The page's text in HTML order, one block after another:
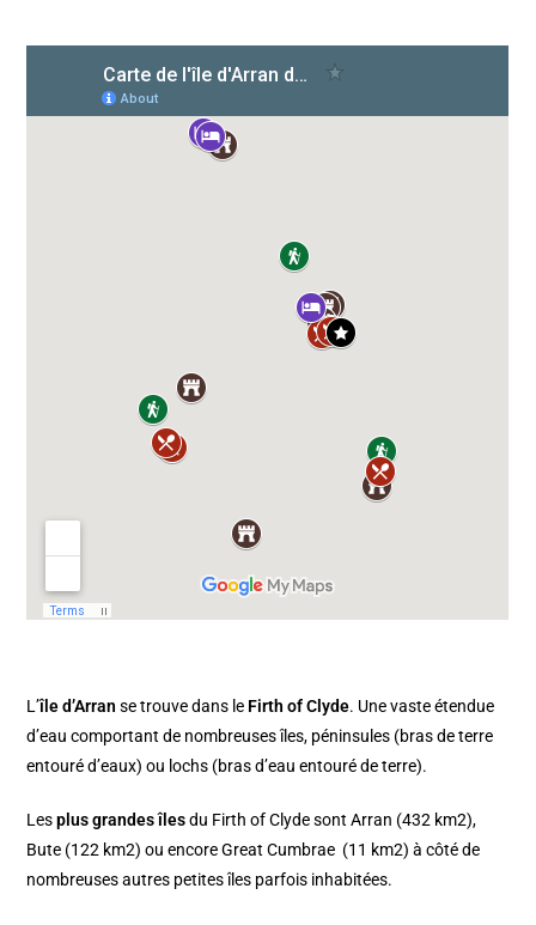
L’île d’Arran se trouve dans le Firth of Clyde. Une vaste étendue
d’eau comportant de nombreuses îles, péninsules (bras de terre
entouré d’eaux) ou lochs (bras d’eau entouré de terre).
Lesplus grandes îlesdu Firth of Clyde sont Arran (432 km2),
Bute (122 km2) ou encore Great Cumbrae (11 km2) à côté de
nombreuses autres petites îles parfois inhabitées.